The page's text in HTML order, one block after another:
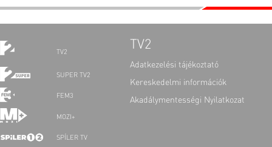
TV2
SUPER TV2
FEM3
MOZI+
SPÍLER TV
TV2
Adatkezelési tájékoztató
Kereskedelmi információk
Akadálymentességi Nyilatkozat